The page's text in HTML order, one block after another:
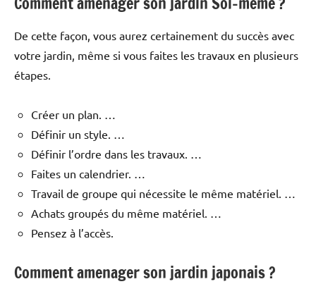
De cette façon, vous aurez certainement du succès avec
votre jardin, même si vous faites les travaux en plusieurs
étapes.
Créer un plan. …
Définir un style. …
Définir l’ordre dans les travaux. …
Faites un calendrier. …
Travail de groupe qui nécessite le même matériel. …
Achats groupés du même matériel. …
Pensez à l’accès.
Comment amenager son jardin japonais ?